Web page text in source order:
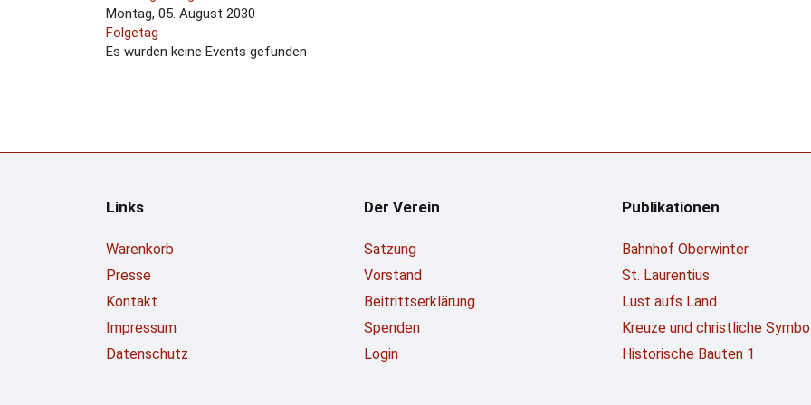
Montag, 05. August 2030
Folgetag
Es wurden keine Events gefunden
Links
Warenkorb
Presse
Kontakt
Impressum
Datenschutz
Der Verein
Satzung
Vorstand
Beitrittserklärung
Spenden
Login
Publikationen
Bahnhof Oberwinter
St. Laurentius
Lust aufs Land
Kreuze und christliche
Historische Bauten 1